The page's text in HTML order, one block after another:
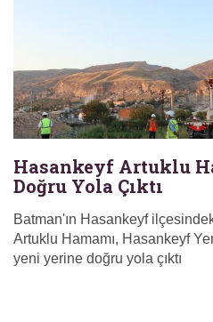
Hasankeyf Artuklu
Doğru Yola Çıktı
Batman'ın Hasankeyf
Artuklu Hamamı, Hasankeyf
yeni yerine doğru yola çıktı